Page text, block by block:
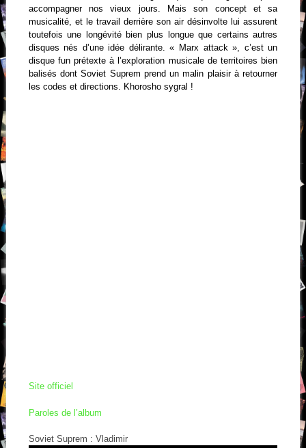
accompagner nos vieux jours. Mais son concept et sa
musicalité, et le travail derrière son air désinvolte lui assurent
toutefois une longévité bien plus longue que certains autres
disques nés d’une idée délirante. « Marx attack », c’est un
disque fun prétexte à l’exploration musicale de territoires bien
balisés dont Soviet Suprem prend un malin plaisir à retourner
les codes et directions. Khorosho sygral !
Site officiel
Paroles de l’album
Soviet Suprem : Vladimir